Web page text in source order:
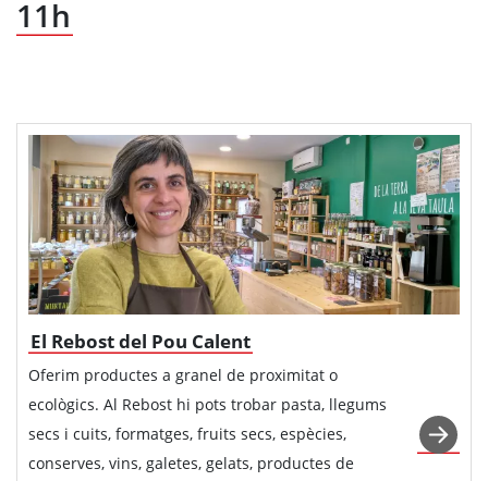
11h
El Rebost del Pou Calent
Oferim productes a granel de proximitat o
ecològics. Al Rebost hi pots trobar pasta, llegums
secs i cuits, formatges, fruits secs, espècies,
conserves, vins, galetes, gelats, productes de